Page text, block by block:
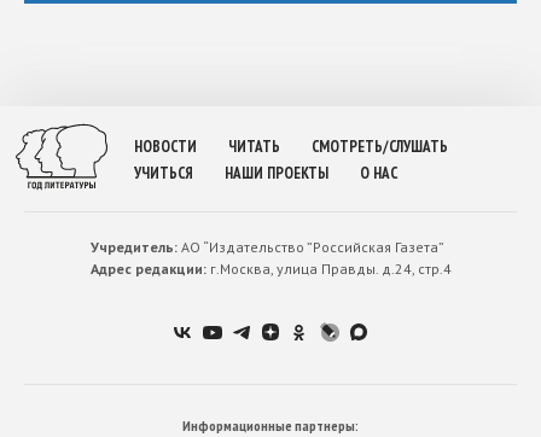
НОВОСТИ ЧИТАТЬ
СМОТРЕТЬ/СЛУШАТЬ
УЧИТЬСЯ
НАШИ ПРОЕКТЫ О НАС
Учредитель:АО “Издательство ”Российская Газета”
Адрес редакции:г.Москва, улица Правды. д.24, стр.4
Информационные партнеры: